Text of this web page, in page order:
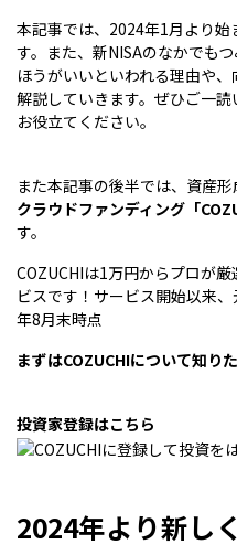
本記事では、2024年1月より始
す。また、新NISAのなかでも
ほうがいいといわれる理由や
解説していきます。ぜひご一
お役立てください。
また本記事の後半では、資産
クラウドファンディング「
す。
COZUCHIは1万円からプロが
ビスです！サービス開始以来
年8月末時点
まずはCOZUCHIについて知り
投資家登録はこちら
2024年より新し